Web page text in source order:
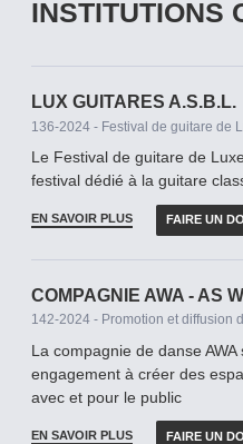
INSTITUTIONS
LUX GUITARES A.S.B.L.
136-2024 - Festival de guitare de
Le Festival de guitare de
festival dédié à la guitare
EN SAVOIR PLUS FAIRE UN
COMPAGNIE AWA - AS
142-2024 - Promotion et diffusion
La compagnie de danse
engagement à créer des
avec et pour le public
EN SAVOIR PLUS FAIRE UN